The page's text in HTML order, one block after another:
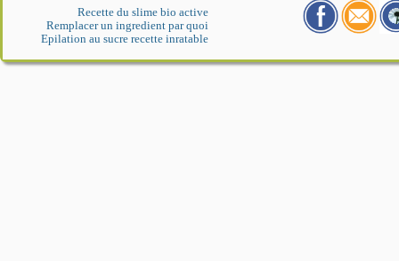
Recette du slime bio active
Remplacer un ingredient par quoi
Epilation au sucre recette inratable